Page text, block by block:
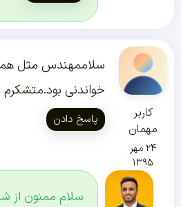
کاربر
مهمان
۲۴ مهر
۱۳۹۵
سلاممهندس مثل
خواندنی بود.متشکرم
پاسخ دادن
سلام ممنون از